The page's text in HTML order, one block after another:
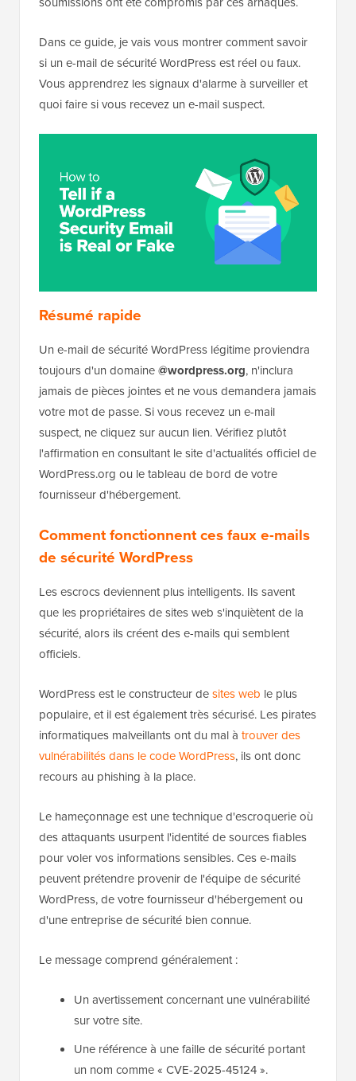
Dans ce guide, je vais vous montrer comment savoir
si un e-mail de sécurité WordPress est réel ou faux.
Vous apprendrez les signaux d'alarme à surveiller et
quoi faire si vous recevez un e-mail suspect.
Résumé rapide
Un e-mail de sécurité WordPress légitime proviendra
toujours d'un domaine@wordpress.org, n'inclura
jamais de pièces jointes et ne vous demandera jamais
votre mot de passe. Si vous recevez un e-mail
suspect, ne cliquez sur aucun lien. Vérifiez plutôt
l'affirmation en consultant le site d'actualités officiel de
WordPress.org ou le tableau de bord de votre
fournisseur d'hébergement.
Comment fonctionnent ces faux e-mails
de sécurité WordPress
Les escrocs deviennent plus intelligents. Ils savent
que les propriétaires de sites web s'inquiètent de la
sécurité, alors ils créent des e-mails qui semblent
officiels.
WordPress est le constructeur desites web le plus
populaire, et il est également très sécurisé. Les pirates
informatiques malveillants ont du mal à trouver des
vulnérabilités dans le code WordPress, ils ont donc
recours au phishing à la place.
Le hameçonnage est une technique d'escroquerie où
des attaquants usurpent l'identité de sources fiables
pour voler vos informations sensibles. Ces e-mails
peuvent prétendre provenir de l'équipe de sécurité
WordPress, de votre fournisseur d'hébergement ou
d'une entreprise de sécurité bien connue.
Le message comprend généralement :
Un avertissement concernant une vulnérabilité
sur votre site.
Une référence à une faille de sécurité portant
un nom comme « CVE-2025-45124 ».